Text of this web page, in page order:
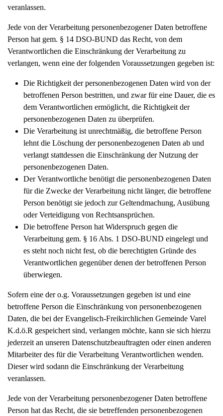
veranlassen.
Jede von der Verarbeitung personenbezogener Daten betroffene
Person hat gem. § 14 DSO-BUND das Recht, von dem
Verantwortlichen die Einschränkung der Verarbeitung zu
verlangen, wenn eine der folgenden Voraussetzungen gegeben ist:
Die Richtigkeit der personenbezogenen Daten wird von der
betroffenen Person bestritten, und zwar für eine Dauer, die es
dem Verantwortlichen ermöglicht, die Richtigkeit der
personenbezogenen Daten zu überprüfen.
Die Verarbeitung ist unrechtmäßig, die betroffene Person
lehnt die Löschung der personenbezogenen Daten ab und
verlangt stattdessen die Einschränkung der Nutzung der
personenbezogenen Daten.
Der Verantwortliche benötigt die personenbezogenen Daten
für die Zwecke der Verarbeitung nicht länger, die betroffene
Person benötigt sie jedoch zur Geltendmachung, Ausübung
oder Verteidigung von Rechtsansprüchen.
Die betroffene Person hat Widerspruch gegen die
Verarbeitung gem. § 16 Abs. 1 DSO-BUND eingelegt und
es steht noch nicht fest, ob die berechtigten Gründe des
Verantwortlichen gegenüber denen der betroffenen Person
überwiegen.
Sofern eine der o.g. Voraussetzungen gegeben ist und eine
betroffene Person die Einschränkung von personenbezogenen
Daten, die bei der Evangelisch-Freikirchlichen Gemeinde Varel
K.d.ö.R gespeichert sind, verlangen möchte, kann sie sich hierzu
jederzeit an unseren Datenschutzbeauftragten oder einen anderen
Mitarbeiter des für die Verarbeitung Verantwortlichen wenden.
Dieser wird sodann die Einschränkung der Verarbeitung
veranlassen.
Jede von der Verarbeitung personenbezogener Daten betroffene
Person hat das Recht, die sie betreffenden personenbezogenen